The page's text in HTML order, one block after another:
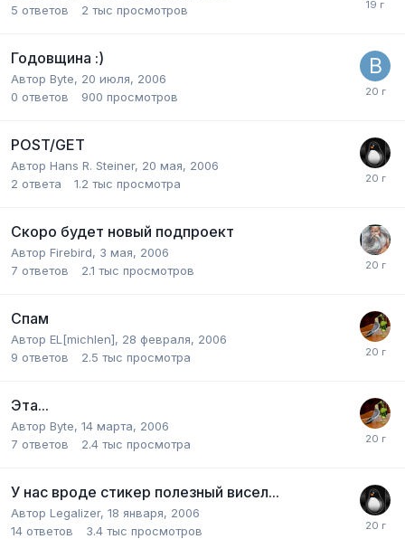
5 ответов 2 тыс просмотров
Годовщина :)
Автор Byte, 20 июля, 2006
0 ответов 900 просмотров
POST/GET
Автор Hans R. Steiner, 20 мая, 2006
2 ответа 1.2 тыс просмотра
Скоро будет новый подпроект
Автор Firebird, 3 мая, 2006
7 ответов 2.1 тыс просмотров
Спам
Автор EL[michlen], 28 февраля, 2006
9 ответов 2.5 тыс просмотра
Эта...
Автор Byte, 14 марта, 2006
7 ответов 2.4 тыс просмотра
У нас вроде стикер полезный висел...
Автор Legalizer, 18 января, 2006
14 ответов 3.4 тыс просмотров